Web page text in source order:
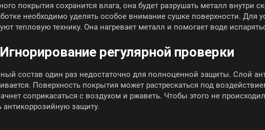
покрытия сохранится влага, она будет разрушать металл внутри
необходимо уделять особое внимание сушке поверхности. Для
тепловую технику. Она нагревает металл и помогает воде
регулярной проверки
состав один раз недостаточно для полноценной защиты. Слой
Поверхность покрытия может растрескаться под
соприкасаться с воздухом и ржаветь. Чтобы этого не
антикоррозийную защиту.